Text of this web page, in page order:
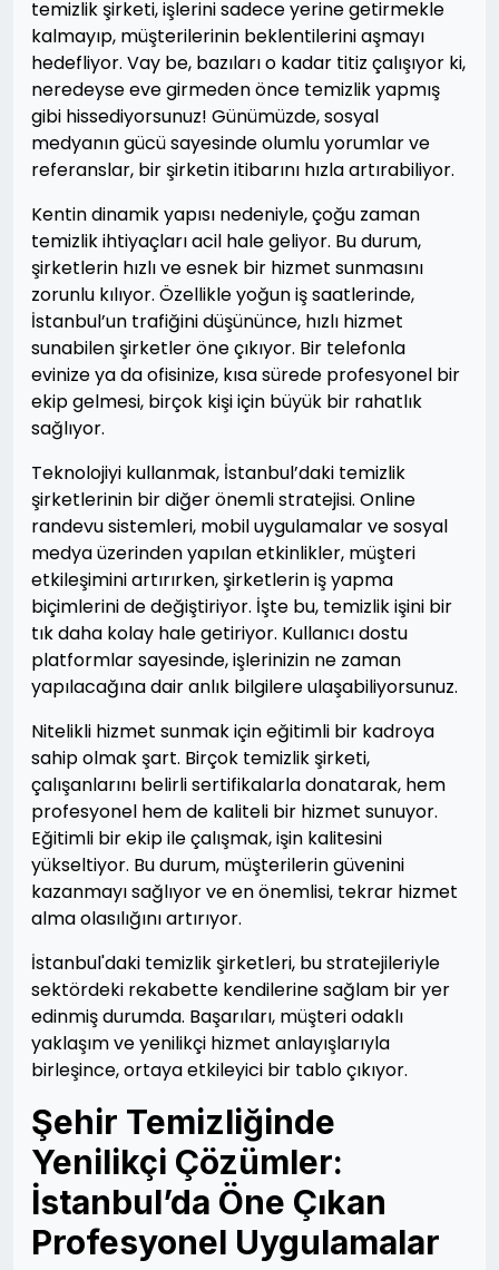
temizlik şirketi, işlerini sadece yerine getirmekle
kalmayıp, müşterilerinin beklentilerini aşmayı
hedefliyor. Vay be, bazıları o kadar titiz çalışıyor ki,
neredeyse eve girmeden önce temizlik yapmış
gibi hissediyorsunuz! Günümüzde, sosyal
medyanın gücü sayesinde olumlu yorumlar ve
referanslar, bir şirketin itibarını hızla artırabiliyor.
Kentin dinamik yapısı nedeniyle, çoğu zaman
temizlik ihtiyaçları acil hale geliyor. Bu durum,
şirketlerin hızlı ve esnek bir hizmet sunmasını
zorunlu kılıyor. Özellikle yoğun iş saatlerinde,
İstanbul’un trafiğini düşününce, hızlı hizmet
sunabilen şirketler öne çıkıyor. Bir telefonla
evinize ya da ofisinize, kısa sürede profesyonel bir
ekip gelmesi, birçok kişi için büyük bir rahatlık
sağlıyor.
Teknolojiyi kullanmak, İstanbul’daki temizlik
şirketlerinin bir diğer önemli stratejisi. Online
randevu sistemleri, mobil uygulamalar ve sosyal
medya üzerinden yapılan etkinlikler, müşteri
etkileşimini artırırken, şirketlerin iş yapma
biçimlerini de değiştiriyor. İşte bu, temizlik işini bir
tık daha kolay hale getiriyor. Kullanıcı dostu
platformlar sayesinde, işlerinizin ne zaman
yapılacağına dair anlık bilgilere ulaşabiliyorsunuz.
Nitelikli hizmet sunmak için eğitimli bir kadroya
sahip olmak şart. Birçok temizlik şirketi,
çalışanlarını belirli sertifikalarla donatarak, hem
profesyonel hem de kaliteli bir hizmet sunuyor.
Eğitimli bir ekip ile çalışmak, işin kalitesini
yükseltiyor. Bu durum, müşterilerin güvenini
kazanmayı sağlıyor ve en önemlisi, tekrar hizmet
alma olasılığını artırıyor.
İstanbul'daki temizlik şirketleri, bu stratejileriyle
sektördeki rekabette kendilerine sağlam bir yer
edinmiş durumda. Başarıları, müşteri odaklı
yaklaşım ve yenilikçi hizmet anlayışlarıyla
birleşince, ortaya etkileyici bir tablo çıkıyor.
Şehir Temizliğinde
Yenilikçi Çözümler:
İstanbul’da Öne Çıkan
Profesyonel Uygulamalar